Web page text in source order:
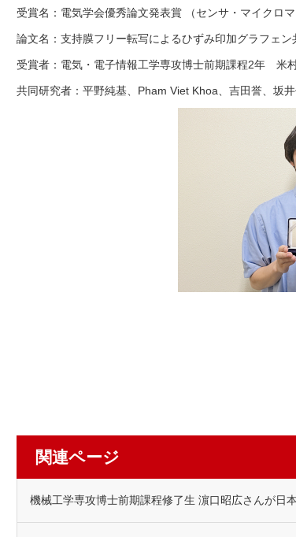
受賞名：電気学会優秀論文発表賞 （センサ・マイクロマ
論文名：支持膜フリー転写によるひずみ印加グラフェン
受賞者：電気・電子情報工学専攻博士前期課程2年 米
共同研究者：平野純基、Pham Viet Khoa、吉田誉、坂
関連ページ
機械工学専攻博士前期課程修了生 濵口昭広さんが日